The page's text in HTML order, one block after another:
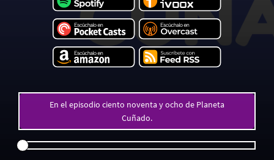
En el episodio ciento noventa y ocho de Planeta
Cuñado.